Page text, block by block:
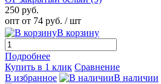
250 руб.
опт от 74 руб. / шт
В корзину
Подробнее
Купить в 1 клик Сравнение
В избранное
В наличии